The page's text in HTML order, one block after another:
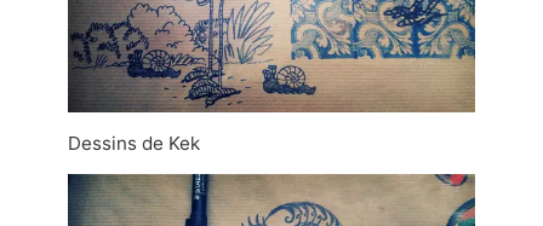
Dessins de Kek